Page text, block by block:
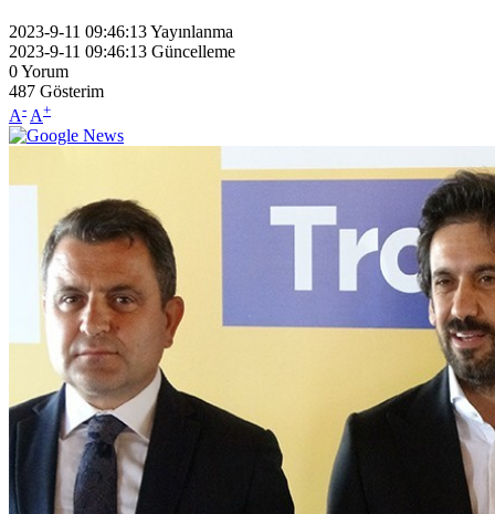
2023-9-11 09:46:13Yayınlanma
2023-9-11 09:46:13 Güncelleme
0Yorum
487 Gösterim
A- A+